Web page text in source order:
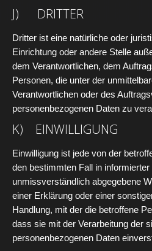
J) DRITTER
Dritter ist eine natürliche oder
Einrichtung oder andere Stelle
dem Verantwortlichen, dem
Personen, die unter der
Verantwortlichen oder des
personenbezogenen Daten zu
K) EINWILLIGUNG
Einwilligung ist jede von der
den bestimmten Fall in
unmissverständlich abgegebene
einer Erklärung oder einer
Handlung, mit der die betroffene
dass sie mit der Verarbeitung der
personenbezogenen Daten